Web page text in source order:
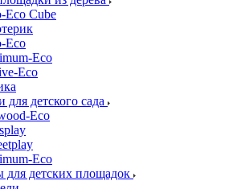
Eco Cube
Eco
Еco
Eco
детского сада
Eco
Еco
для детских площадок